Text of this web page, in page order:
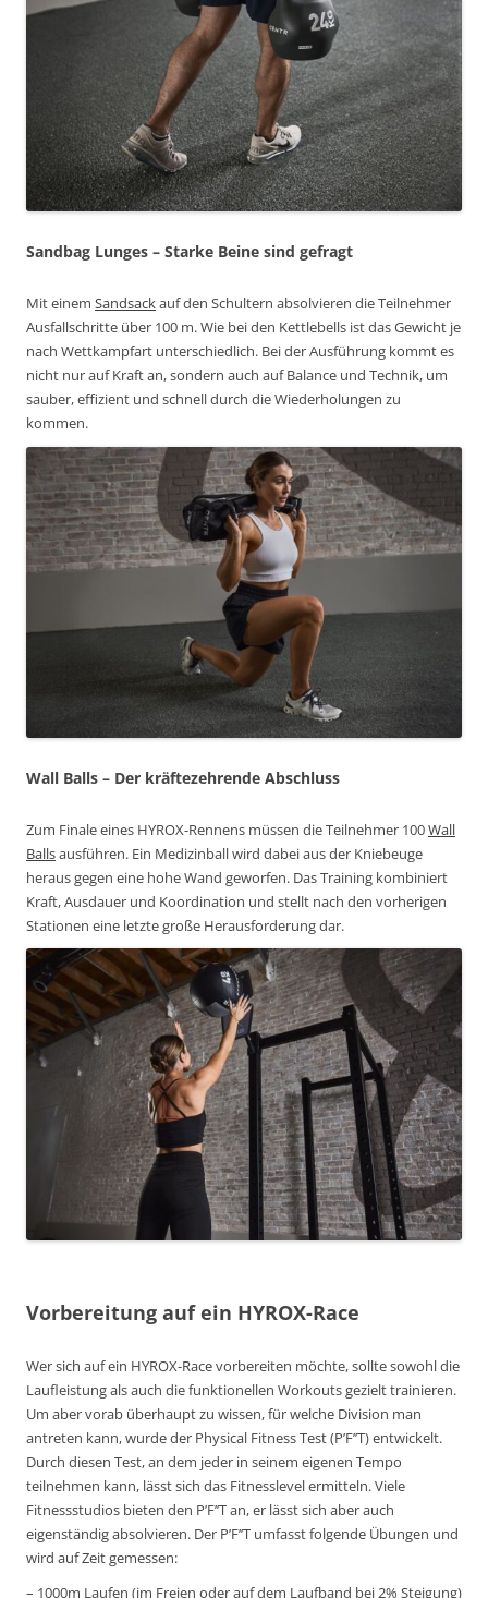
Sandbag Lunges – Starke Beine sind gefragt
Mit einem Sandsackauf den Schultern absolvieren die Teilnehmer
Ausfallschritte über 100 m. Wie bei den Kettlebells ist das Gewicht je
nach Wettkampfart unterschiedlich. Bei der Ausführung kommt es
nicht nur auf Kraft an, sondern auch auf Balance und Technik, um
sauber, effizient und schnell durch die Wiederholungen zu
kommen.
Wall Balls – Der kräftezehrende Abschluss
Zum Finale eines HYROX-Rennens müssen die Teilnehmer 100Wall
Ballsausführen. Ein Medizinball wird dabei aus der Kniebeuge
heraus gegen eine hohe Wand geworfen. Das Training kombiniert
Kraft, Ausdauer und Koordination und stellt nach den vorherigen
Stationen eine letzte große Herausforderung dar.
Vorbereitung auf ein HYROX-Race
Wer sich auf ein HYROX-Race vorbereiten möchte, sollte sowohl die
Laufleistung als auch die funktionellen Workouts gezielt trainieren.
Um aber vorab überhaupt zu wissen, für welche Division man
antreten kann, wurde der Physical Fitness Test (P’F’’T) entwickelt.
Durch diesen Test, an dem jeder in seinem eigenen Tempo
teilnehmen kann, lässt sich das Fitnesslevel ermitteln. Viele
Fitnessstudios bieten den P’F’’T an, er lässt sich aber auch
eigenständig absolvieren. Der P’F’’T umfasst folgende Übungen und
wird auf Zeit gemessen:
– 1000m Laufen (im Freien oder auf dem Laufband bei 2% Steigung)